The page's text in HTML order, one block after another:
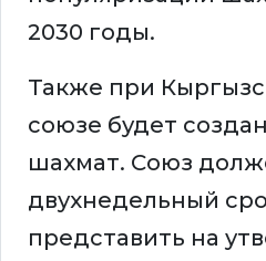
2030 годы.
Также при
союзе будет
шахмат. Союз
двухнедельный
представить на